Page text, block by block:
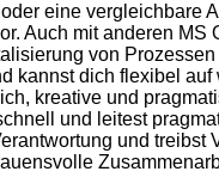
eine vergleichbare
Auch mit anderen
von
kannst dich flexibel
kreative und
und leitest
und treibst